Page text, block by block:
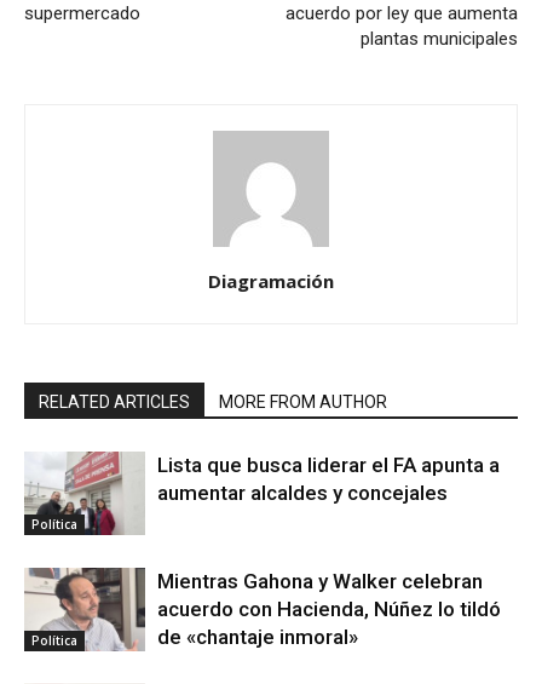
supermercado
acuerdo por ley que aumenta
plantas municipales
Diagramación
RELATED ARTICLES MORE FROM AUTHOR
Política
Lista que busca liderar el FA apunta a
aumentar alcaldes y concejales
Política
Mientras Gahona y Walker celebran
acuerdo con Hacienda, Núñez lo tildó
de «chantaje inmoral»